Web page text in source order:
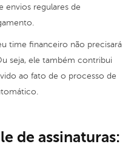
envios regulares de
time financeiro não precisará
seja, ele também contribui
ao fato de o processo de
de assinaturas: